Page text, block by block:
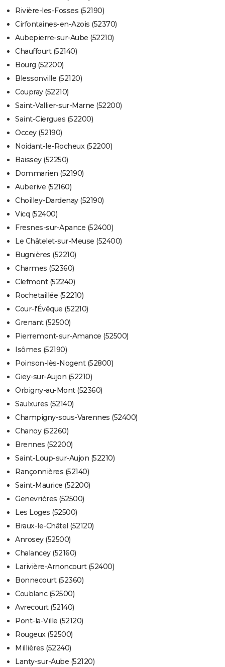
Rivière-les-Fosses (52190)
Cirfontaines-en-Azois (52370)
Aubepierre-sur-Aube (52210)
Chauffourt (52140)
Bourg (52200)
Blessonville (52120)
Coupray (52210)
Saint-Vallier-sur-Marne (52200)
Saint-Ciergues (52200)
Occey (52190)
Noidant-le-Rocheux (52200)
Baissey (52250)
Dommarien (52190)
Auberive (52160)
Choilley-Dardenay (52190)
Vicq (52400)
Fresnes-sur-Apance (52400)
Le Châtelet-sur-Meuse (52400)
Bugnières (52210)
Charmes (52360)
Clefmont (52240)
Rochetaillée (52210)
Cour-l'Évêque (52210)
Grenant (52500)
Pierremont-sur-Amance (52500)
Isômes (52190)
Poinson-lès-Nogent (52800)
Giey-sur-Aujon (52210)
Orbigny-au-Mont (52360)
Saulxures (52140)
Champigny-sous-Varennes (52400)
Chanoy (52260)
Brennes (52200)
Saint-Loup-sur-Aujon (52210)
Rançonnières (52140)
Saint-Maurice (52200)
Genevrières (52500)
Les Loges (52500)
Braux-le-Châtel (52120)
Anrosey (52500)
Chalancey (52160)
Larivière-Arnoncourt (52400)
Bonnecourt (52360)
Coublanc (52500)
Avrecourt (52140)
Pont-la-Ville (52120)
Rougeux (52500)
Millières (52240)
Lanty-sur-Aube (52120)